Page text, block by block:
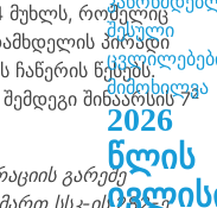
2026
წლის
პირადი
წესებს.
შინაარსის 72
სსკ-ის 282-ე